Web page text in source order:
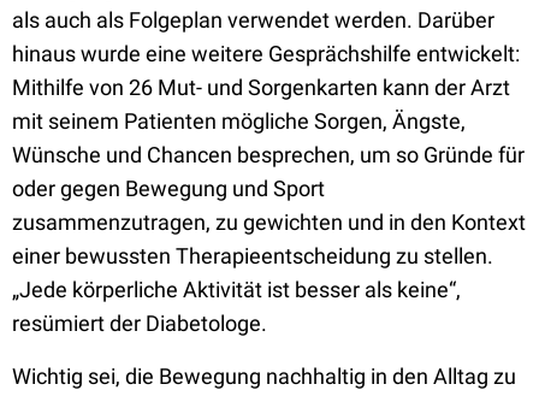
als auch als Folgeplan verwendet werden. Darüber
hinaus wurde eine weitere Gesprächshilfe entwickelt:
Mithilfe von 26 Mut- und Sorgenkarten kann der Arzt
mit seinem Patienten mögliche Sorgen, Ängste,
Wünsche und Chancen besprechen, um so Gründe für
oder gegen Bewegung und Sport
zusammenzutragen, zu gewichten und in den Kontext
einer bewussten Therapieentscheidung zu stellen.
„Jede körperliche Aktivität ist besser als keine“,
resümiert der Diabetologe.
Wichtig sei, die Bewegung nachhaltig in den Alltag zu